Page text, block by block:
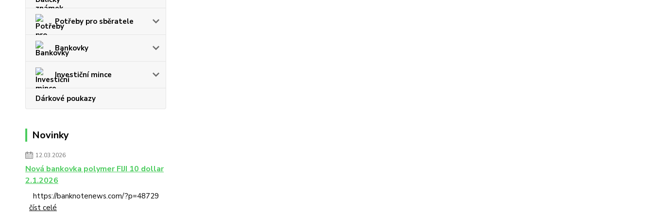
Potřeby pro sběratele
Bankovky
Investiční mince
Dárkové poukazy
Novinky
12.03.2026
Nová bankovka polymer FIJI 10 dollar
2.1.2026
https://banknotenews.com/?p=48729
číst celé